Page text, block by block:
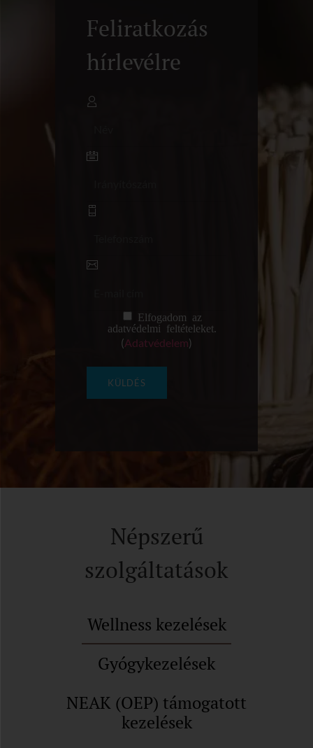
Feliratkozás
hírlevélre
Elfogadom az
adatvédelmi feltételeket.
(Adatvédelem)
Népszerű
szolgáltatások
Wellness kezelések
Gyógykezelések
NEAK (OEP) támogatott
kezelések